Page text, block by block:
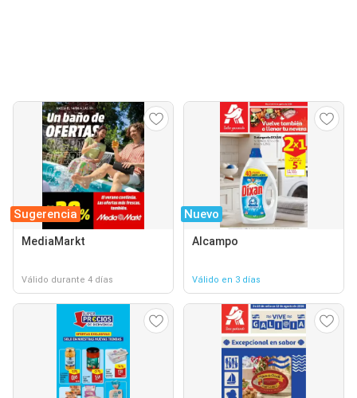
Sugerencia
MediaMarkt
Válido durante 4 días
Nuevo
Alcampo
Válido en 3 días